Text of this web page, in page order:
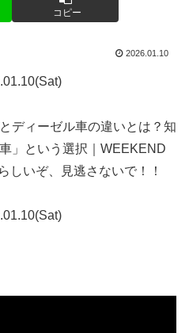
コピー
2026.01.10
ディーゼル車の違いとは？知
」という選択｜WEEKEND
しいぞ、見逃さないで！！